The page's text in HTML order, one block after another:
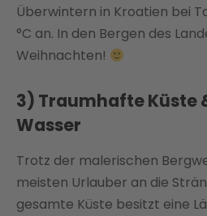
Überwintern in Kroatien bei
°C an. In den Bergen des
Weihnachten!
3) Traumhafte Küste
Wasser
Trotz der malerischen
meisten Urlauber an die
gesamte Küste besitzt eine